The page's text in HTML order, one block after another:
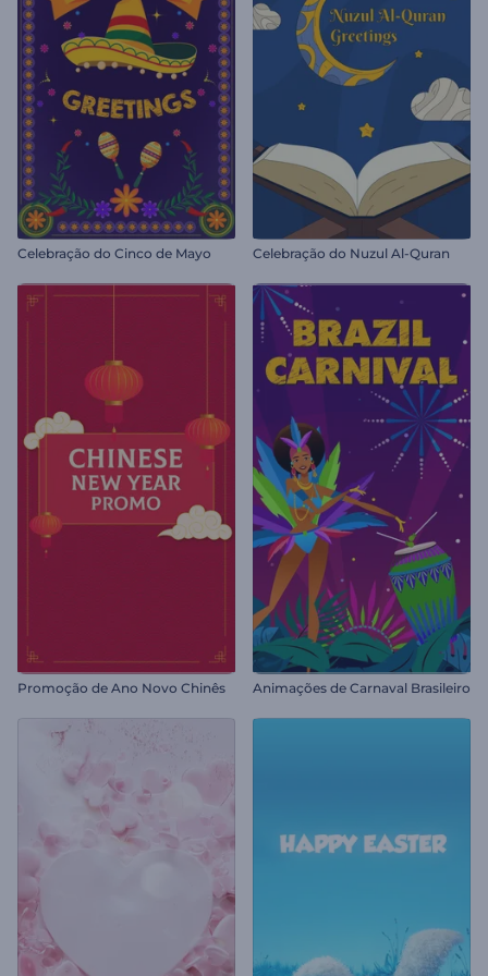
Celebração do Cinco de Mayo Celebração do Nuzul Al-Quran
Promoção de Ano Novo Chinês Animações de Carnaval Brasileiro